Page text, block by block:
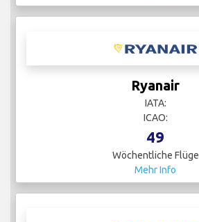
Ryanair
IATA:
ICAO:
49
Wöchentliche Flüge
Mehr Info